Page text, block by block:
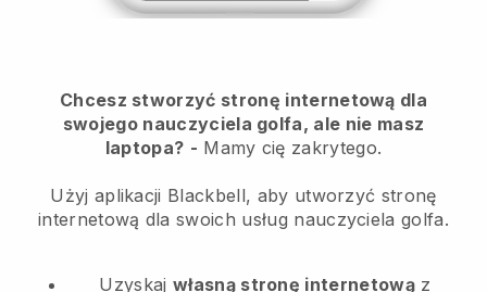
Chcesz stworzyć stronę internetową dla
swojego nauczyciela golfa, ale nie masz
laptopa? - Mamy cię zakrytego.
Użyj aplikacji Blackbell, aby utworzyć stronę
internetową dla swoich usług nauczyciela golfa.
Uzyskaj własną stronę internetowąz